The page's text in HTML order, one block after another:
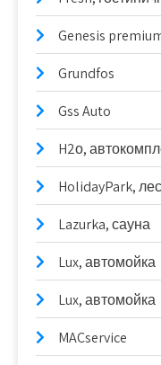
Genesis
Grundfos
Gss Auto
H2о,
HolidayPark,
Lazurka, сауна
Lux, автомойка
Lux, автомойка
MACservice